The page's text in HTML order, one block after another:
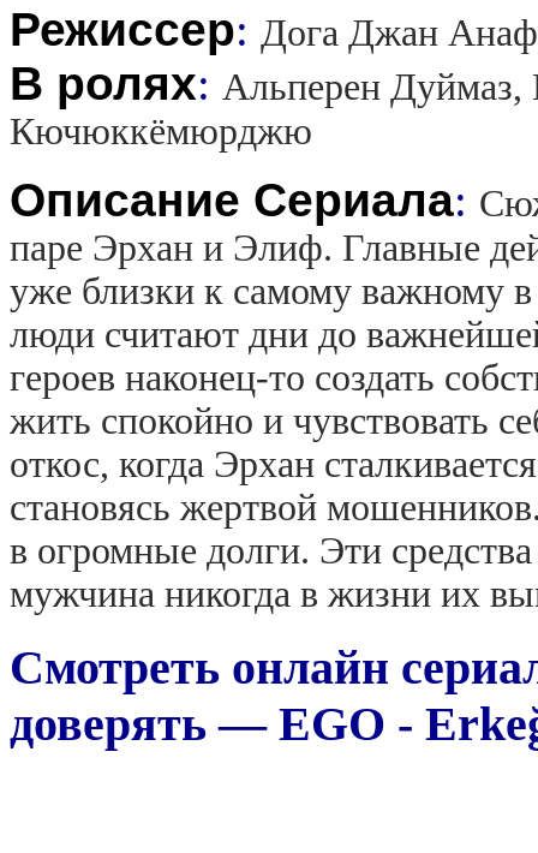
Режиссер: Дога Джан
В ролях: Альперен
Кючюккёмюрджю
Описание Сериала:
паре Эрхан и Элиф. Главные
уже близки к самому важному
люди считают дни до
героев наконец-то создать
жить спокойно и чувствовать
откос, когда Эрхан
становясь жертвой
в огромные долги. Эти
мужчина никогда в жизни их
Смотреть онлайн
доверять — EGO -